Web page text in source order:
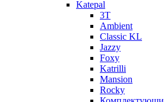
Katepal
3T
Ambient
Classic KL
Jazzy
Foxy
Katrilli
Mansion
Rocky